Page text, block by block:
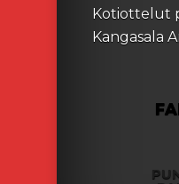
Kotiottelut
Kangasala